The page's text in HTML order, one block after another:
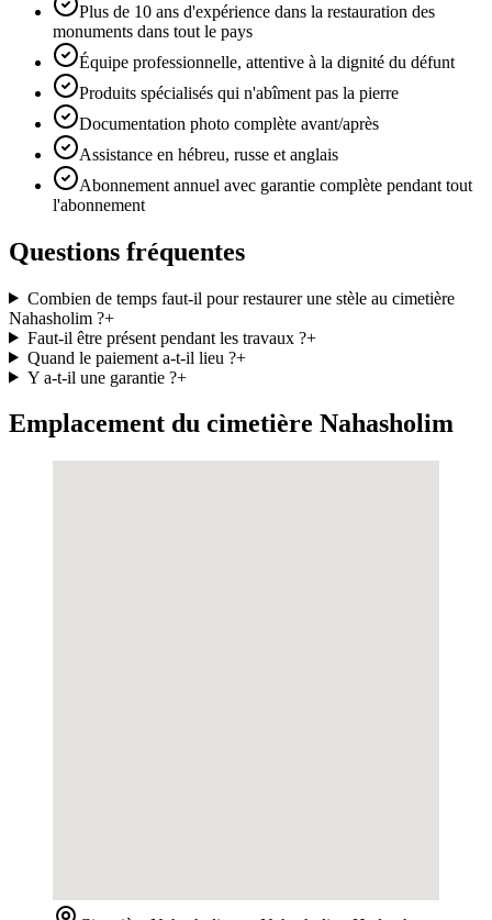
Plus de 10 ans d'expérience dans la restauration des
monuments dans tout le pays
Équipe professionnelle, attentive à la dignité du défunt
Produits spécialisés qui n'abîment pas la pierre
Documentation photo complète avant/après
Assistance en hébreu, russe et anglais
Abonnement annuel avec garantie complète pendant tout
l'abonnement
Questions fréquentes
Combien de temps faut-il pour restaurer une stèle au cimetière
Nahasholim ?+
Faut-il être présent pendant les travaux ?+
Quand le paiement a-t-il lieu ?+
Y a-t-il une garantie ?+
Emplacement du cimetière Nahasholim